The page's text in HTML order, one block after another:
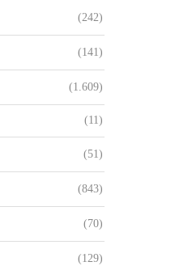
(242)
(141)
(1.609)
(11)
(51)
(843)
(70)
(129)